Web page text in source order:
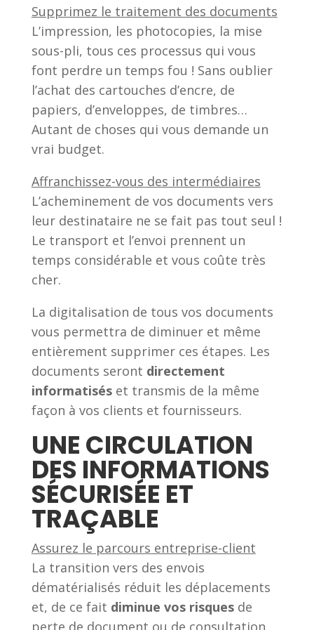
Supprimez le traitement des documents
L’impression, les photocopies, la mise
sous-pli, tous ces processus qui vous
font perdre un temps fou ! Sans oublier
l’achat des cartouches d’encre, de
papiers, d’enveloppes, de timbres…
Autant de choses qui vous demande un
vrai budget.
Affranchissez-vous des intermédiaires
L’acheminement de vos documents vers
leur destinataire ne se fait pas tout seul !
Le transport et l’envoi prennent un
temps considérable et vous coûte très
cher.
La digitalisation de tous vos documents
vous permettra de diminuer et même
entièrement supprimer ces étapes. Les
documents seront directement
informatiséset transmis de la même
façon à vos clients et fournisseurs.
UNE CIRCULATION
DES INFORMATIONS
SÉCURISÉE ET
TRAÇABLE
Assurez le parcours entreprise-client
La transition vers des envois
dématérialisés réduit les déplacements
et, de ce fait diminue vos risquesde
perte de document ou de consultation